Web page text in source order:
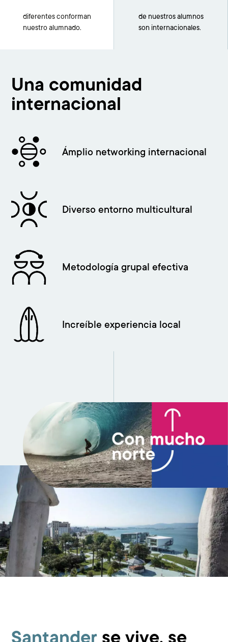
diferentes conforman
nuestro alumnado.
de nuestros alumnos
son internacionales.
Una comunidad
internacional
Imagen
Ámplio networking internacional
Imagen
Diverso entorno multicultural
Imagen
Metodología grupal efectiva
Imagen
Increíble experiencia local
Santander se vive, se